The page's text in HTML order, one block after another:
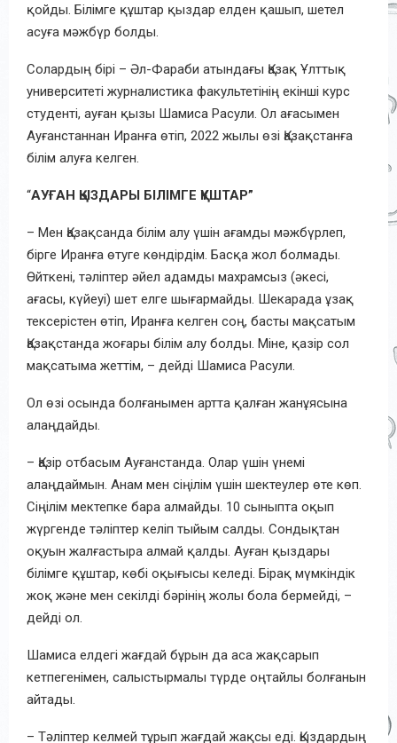
қойды. Білімге құштар қыздар елден қашып, шетел
асуға мәжбүр болды.
Солардың бірі – Әл-Фараби атындағы Қазақ Ұлттық
университеті журналистика факультетінің екінші курс
студенті, ауған қызы Шамиса Расули. Ол ағасымен
Ауғанстаннан Иранға өтіп, 2022 жылы өзі Қазақстанға
білім алуға келген.
“АУҒАН ҚЫЗДАРЫ БІЛІМГЕ ҚҰШТАР”
– Мен Қазақсанда білім алу үшін ағамды мәжбүрлеп,
бірге Иранға өтуге көндірдім. Басқа жол болмады.
Өйткені, тәліптер әйел адамды махрамсыз (әкесі,
ағасы, күйеуі) шет елге шығармайды. Шекарада ұзақ
тексерістен өтіп, Иранға келген соң, басты мақсатым
Қазақстанда жоғары білім алу болды. Міне, қазір сол
мақсатыма жеттім, – дейді Шамиса Расули.
Ол өзі осында болғанымен артта қалған жанұясына
алаңдайды.
– Қазір отбасым Ауғанстанда. Олар үшін үнемі
алаңдаймын. Анам мен сіңілім үшін шектеулер өте көп.
Сіңілім мектепке бара алмайды. 10 сыныпта оқып
жүргенде тәліптер келіп тыйым салды. Сондықтан
оқуын жалғастыра алмай қалды. Ауған қыздары
білімге құштар, көбі оқығысы келеді. Бірақ мүмкіндік
жоқ және мен секілді бәрінің жолы бола бермейді, –
дейді ол.
Шамиса елдегі жағдай бұрын да аса жақсарып
кетпегенімен, салыстырмалы түрде оңтайлы болғанын
айтады.
– Тәліптер келмей тұрып жағдай жақсы еді. Қыздардың